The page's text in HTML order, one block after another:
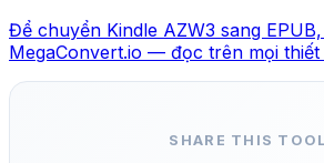
Để chuyển Kindle AZW3 sang
MegaConvert.io — đọc trên mọi thiết
SHARE THIS TOOL